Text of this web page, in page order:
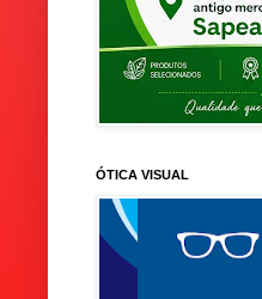
ÓTICA VISUAL